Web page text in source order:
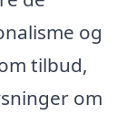
og
tilbud,
om